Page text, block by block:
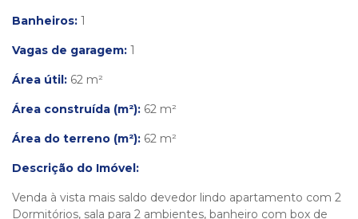
Banheiros: 1
Vagas de garagem: 1
Área útil: 62 m²
Área construída (m²): 62 m²
Área do terreno (m²): 62 m²
Descrição do Imóvel:
Venda à vista mais saldo devedor lindo apartamento com 2
Dormitórios, sala para 2 ambientes, banheiro com box de